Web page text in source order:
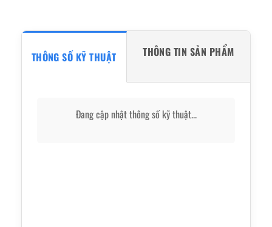
THÔNG SỐ KỸ THUẬT THÔNG TIN SẢN PHẨM
Đang cập nhật thông số kỹ thuật...